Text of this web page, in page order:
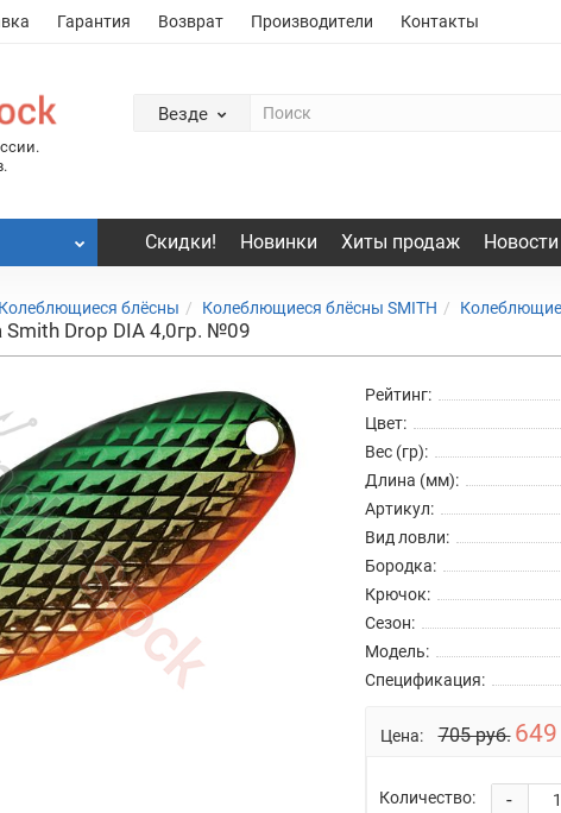
Гарантия Возврат Производители Контакты
Везде
Скидки! Новинки Хиты продаж Новости
Колеблющиеся блёсны Колеблющиеся блёсны SMITH
Drop DIA 4,0гр. №09
Рейтинг:
Цвет:
Вес (гр):
Длина (мм):
Артикул:
Вид ловли:
Бородка:
Крючок:
Сезон:
Модель:
Спецификация:
Цена: 705 руб.
Количество: -